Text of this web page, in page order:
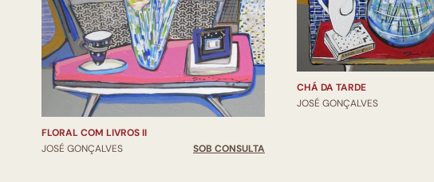
FLORAL COM LIVROS II
JOSÉ GONÇALVES
SOB CONSULTA
CHÁ DA TARDE
JOSÉ GONÇALVES